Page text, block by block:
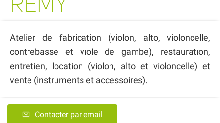
Atelier de fabrication (violon, alto, violoncelle,
contrebasse et viole de gambe), restauration,
entretien, location (violon, alto et violoncelle) et
vente (instruments et accessoires).
Contacter par email